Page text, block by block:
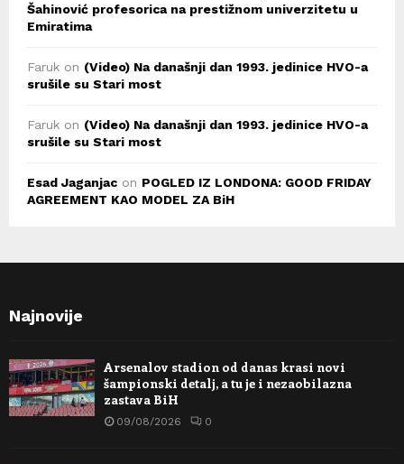
Šahinović profesorica na prestižnom univerzitetu u
Emiratima
Faruk on (Video) Na današnji dan 1993. jedinice HVO-a
srušile su Stari most
Faruk on (Video) Na današnji dan 1993. jedinice HVO-a
srušile su Stari most
Esad Jaganjac on POGLED IZ LONDONA: GOOD FRIDAY
AGREEMENT KAO MODEL ZA BiH
Najnovije
Arsenalov stadion od danas krasi novi
šampionski detalj, a tu je i nezaobilazna
zastava BiH
09/08/2026 0